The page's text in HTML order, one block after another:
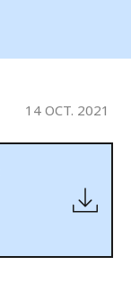
14 OCT. 2021